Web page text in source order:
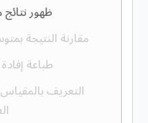
ظهور
مقارنة النتيجة
طباعة
التعريف